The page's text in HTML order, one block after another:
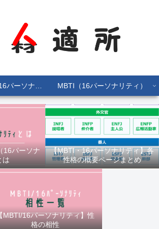
【性格診断】MBTI（16パーソナリティ）とは MBTI（16パーソナリティ）
16パーソナ
は
【MBTI・16パーソナリティ】各
性格の概要ページまとめ
MBTI/16パーソナリティ】性
格の相性